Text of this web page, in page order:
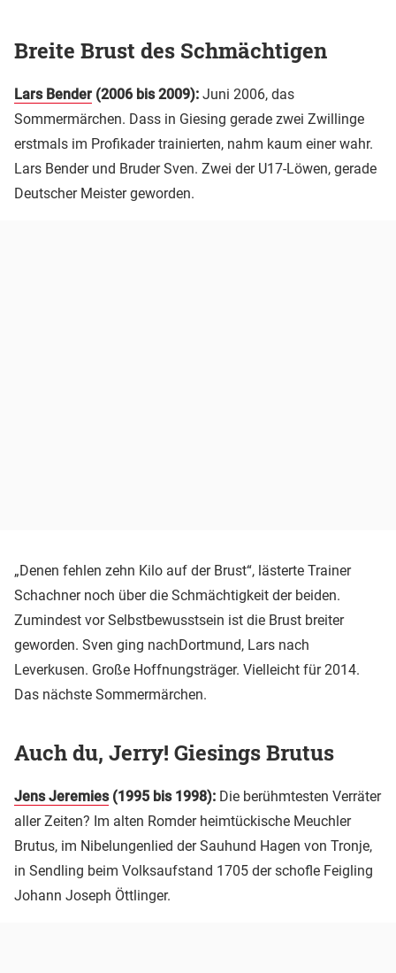
Breite Brust des Schmächtigen
Lars Bender (2006 bis 2009): Juni 2006, das
Sommermärchen. Dass in Giesing gerade zwei Zwillinge
erstmals im Profikader trainierten, nahm kaum einer wahr.
Lars Bender und Bruder Sven. Zwei der U17-Löwen, gerade
Deutscher Meister geworden.
„Denen fehlen zehn Kilo auf der Brust“, lästerte Trainer
Schachner noch über die Schmächtigkeit der beiden.
Zumindest vor Selbstbewusstsein ist die Brust breiter
geworden. Sven ging nachDortmund, Lars nach
Leverkusen. Große Hoffnungsträger. Vielleicht für 2014.
Das nächste Sommermärchen.
Auch du, Jerry! Giesings Brutus
Jens Jeremies(1995 bis 1998): Die berühmtesten Verräter
aller Zeiten? Im alten Romder heimtückische Meuchler
Brutus, im Nibelungenlied der Sauhund Hagen von Tronje,
in Sendling beim Volksaufstand 1705 der schofle Feigling
Johann Joseph Öttlinger.